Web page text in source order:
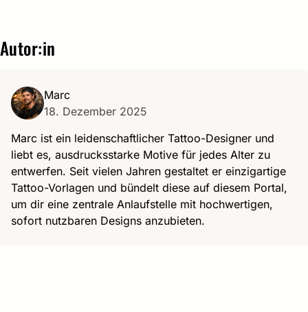
Autor:in
Marc
18. Dezember 2025
Marc ist ein leidenschaftlicher Tattoo-Designer und
liebt es, ausdrucksstarke Motive für jedes Alter zu
entwerfen. Seit vielen Jahren gestaltet er einzigartige
Tattoo-Vorlagen und bündelt diese auf diesem Portal,
um dir eine zentrale Anlaufstelle mit hochwertigen,
sofort nutzbaren Designs anzubieten.